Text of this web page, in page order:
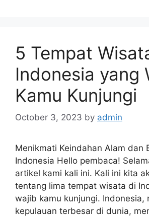
5 Tempat
Indonesia yang
Kamu Kunjungi
October 3, 2023 by admin
Menikmati Keindahan Alam dan
Indonesia Hello pembaca!
artikel kami kali ini. Kali ini kita
tentang lima tempat wisata di
wajib kamu kunjungi. Indonesia,
kepulauan terbesar di dunia,